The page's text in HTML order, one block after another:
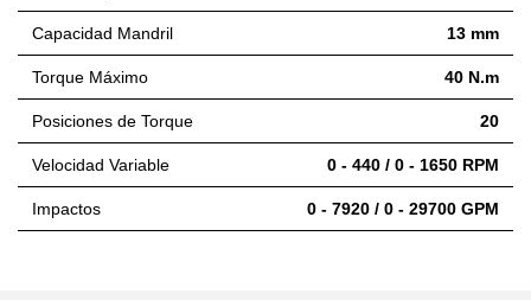
Capacidad Mandril 13 mm
Torque Máximo 40 N.m
Posiciones de Torque 20
Velocidad Variable 0 - 440 / 0 - 1650 RPM
Impactos 0 - 7920 / 0 - 29700 GPM